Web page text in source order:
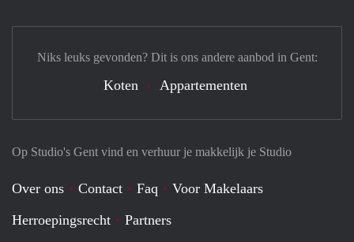
Op Studio's Gent vind en verhuur je makkelijk je Studio
Over ons Contact Faq
Voor Makelaars
Herroepingsrecht
Partners
Niks leuks gevonden? Dit is ons andere aanbod in Gent:
Koten Appartementen